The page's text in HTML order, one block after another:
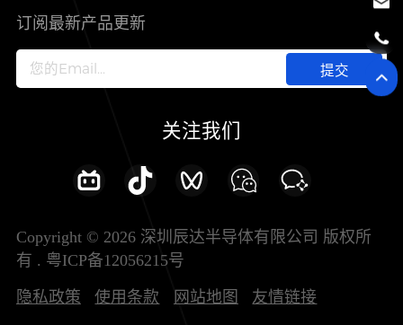
新兴行业
加入我们
订阅最新产品更新
提交
关注我们
Copyright © 2026 深圳辰达半导体有限公司 版权所
有 . 粤ICP备12056215号
隐私政策 使用条款 网站地图 友情链接